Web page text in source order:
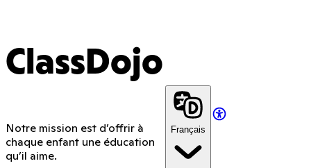
ClassDojo
Notre mission est d’offrir à
chaque enfant une éducation
qu’il aime.
Français